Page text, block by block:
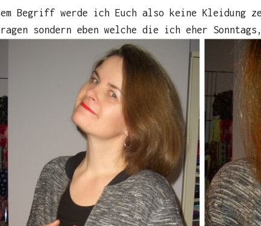
Begriff werde ich Euch also keine Kleidung
sondern eben welche die ich eher